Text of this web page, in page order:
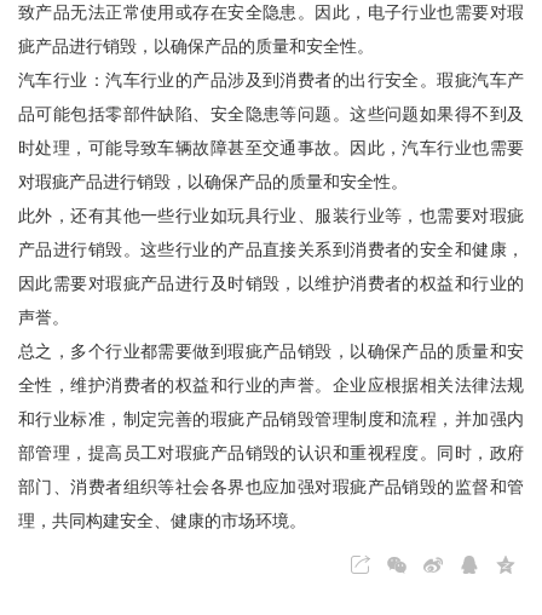
致产品无法正常使用或存在安全隐患。因此，电子行业也需要对瑕
疵产品进行销毁，以确保产品的质量和安全性。
汽车行业：汽车行业的产品涉及到消费者的出行安全。瑕疵汽车产
品可能包括零部件缺陷、安全隐患等问题。这些问题如果得不到及
时处理，可能导致车辆故障甚至交通事故。因此，汽车行业也需要
对瑕疵产品进行销毁，以确保产品的质量和安全性。
此外，还有其他一些行业如玩具行业、服装行业等，也需要对瑕疵
产品进行销毁。这些行业的产品直接关系到消费者的安全和健康，
因此需要对瑕疵产品进行及时销毁，以维护消费者的权益和行业的
声誉。
总之，多个行业都需要做到瑕疵产品销毁，以确保产品的质量和安
全性，维护消费者的权益和行业的声誉。企业应根据相关法律法规
和行业标准，制定完善的瑕疵产品销毁管理制度和流程，并加强内
部管理，提高员工对瑕疵产品销毁的认识和重视程度。同时，政府
部门、消费者组织等社会各界也应加强对瑕疵产品销毁的监督和管
理，共同构建安全、健康的市场环境。